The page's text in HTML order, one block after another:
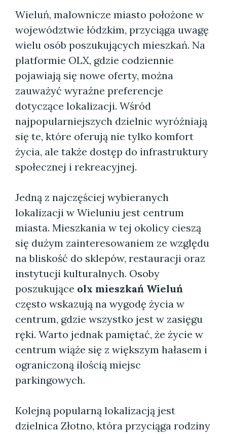
Wieluń, malownicze miasto położone w
województwie łódzkim, przyciąga uwagę
wielu osób poszukujących mieszkań. Na
platformie OLX, gdzie codziennie
pojawiają się nowe oferty, można
zauważyć wyraźne preferencje
dotyczące lokalizacji. Wśród
najpopularniejszych dzielnic wyróżniają
się te, które oferują nie tylko komfort
życia, ale także dostęp do infrastruktury
społecznej i rekreacyjnej.
Jedną z najczęściej wybieranych
lokalizacji w Wieluniu jest centrum
miasta. Mieszkania w tej okolicy cieszą
się dużym zainteresowaniem ze względu
na bliskość do sklepów, restauracji oraz
instytucji kulturalnych. Osoby
poszukujące olx mieszkań Wieluń
często wskazują na wygodę życia w
centrum, gdzie wszystko jest w zasięgu
ręki. Warto jednak pamiętać, że życie w
centrum wiąże się z większym hałasem i
ograniczoną ilością miejsc
parkingowych.
Kolejną popularną lokalizacją jest
dzielnica Złotno, która przyciąga rodziny